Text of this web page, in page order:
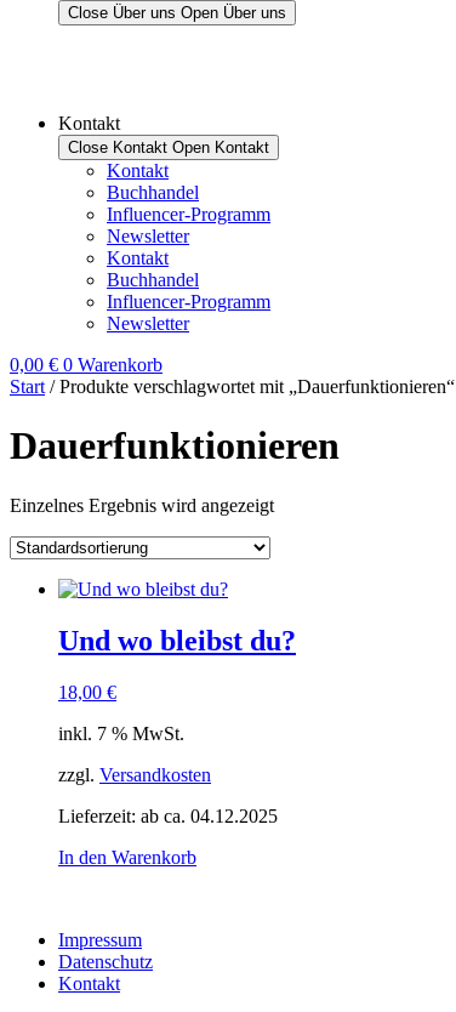
Close Über uns Open Über uns
Kontakt
Close Kontakt Open Kontakt
Kontakt
Buchhandel
Influencer-Programm
Newsletter
Kontakt
Buchhandel
Influencer-Programm
Newsletter
0,00 € 0 Warenkorb
Start / Produkte verschlagwortet mit „Dauerfunktionieren“
Dauerfunktionieren
Einzelnes Ergebnis wird angezeigt
Und wo bleibst du?
18,00 €
inkl. 7 % MwSt.
zzgl. Versandkosten
Lieferzeit: ab ca. 04.12.2025
In den Warenkorb
Impressum
Datenschutz
Kontakt